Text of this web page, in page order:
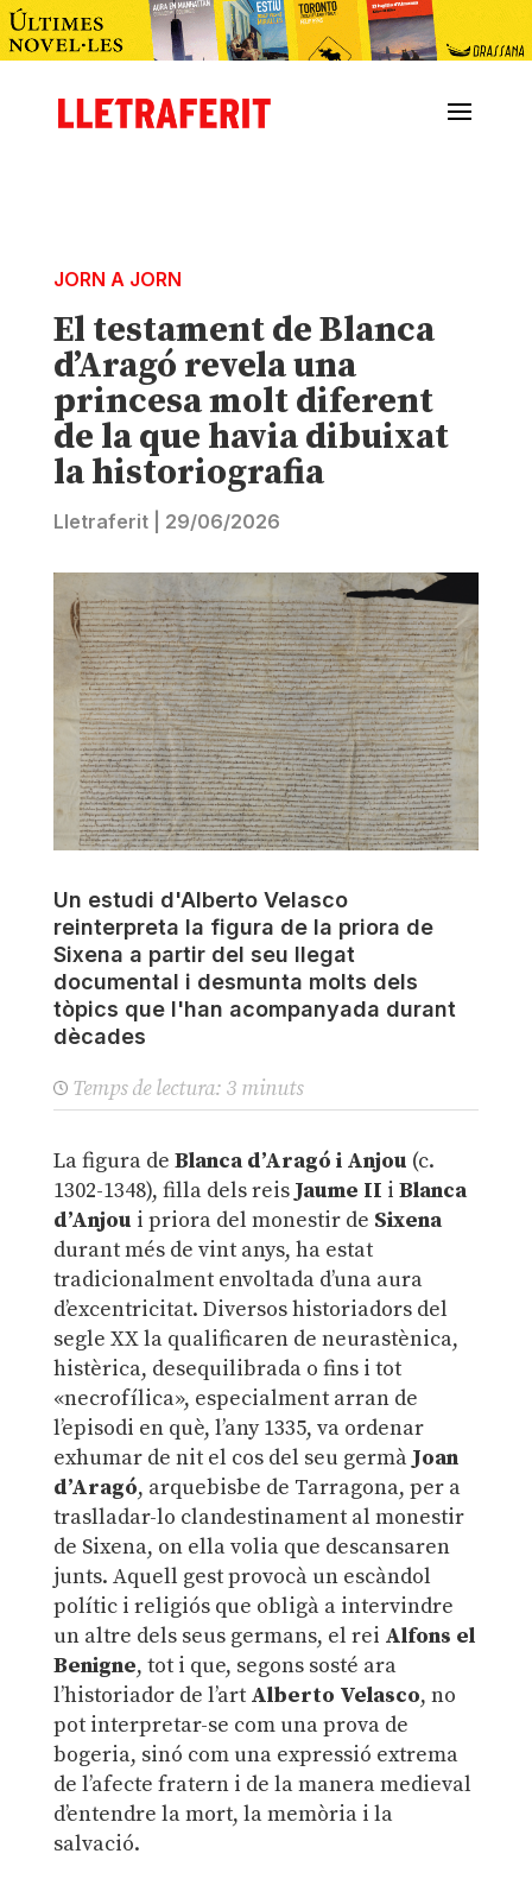
JORN A JORN
El testament de Blanca
d’Aragó revela una
princesa molt diferent
de la que havia dibuixat
la historiografia
Lletraferit| 29/06/2026
Un estudi d'Alberto Velasco
reinterpreta la figura de la priora de
Sixena a partir del seu llegat
documental i desmunta molts dels
tòpics que l'han acompanyada durant
dècades
Temps de lectura: 3 minuts
La figura de Blanca d’Aragó i Anjou (c.
1302-1348), filla dels reis Jaume II i Blanca
d’Anjou i priora del monestir de Sixena
durant més de vint anys, ha estat
tradicionalment envoltada d’una aura
d’excentricitat. Diversos historiadors del
segle XX la qualificaren de neurastènica,
histèrica, desequilibrada o fins i tot
«necrofílica», especialment arran de
l’episodi en què, l’any 1335, va ordenar
exhumar de nit el cos del seu germàJoan
d’Aragó, arquebisbe de Tarragona, per a
traslladar-lo clandestinament al monestir
de Sixena, on ella volia que descansaren
junts. Aquell gest provocà un escàndol
polític i religiós que obligà a intervindre
un altre dels seus germans, el rei Alfons el
Benigne, tot i que, segons sosté ara
l’historiador de l’art Alberto Velasco, no
pot interpretar-se com una prova de
bogeria, sinó com una expressió extrema
de l’afecte fratern i de la manera medieval
d’entendre la mort, la memòria i la
salvació.